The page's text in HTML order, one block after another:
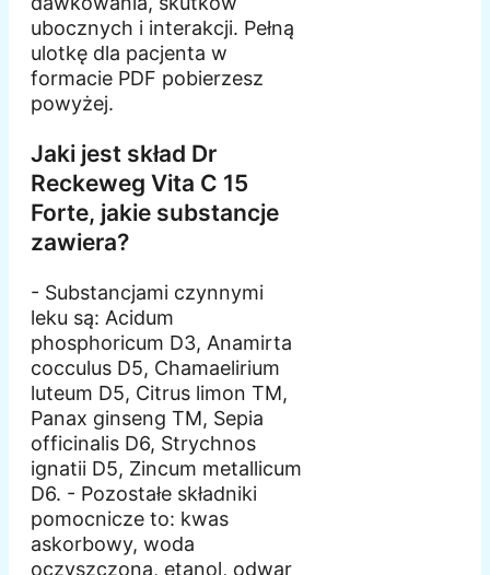
ubocznych i interakcji. Pełną
ulotkę dla pacjenta w
formacie PDF pobierzesz
powyżej.
Jaki jest skład Dr
Reckeweg Vita C 15
Forte, jakie substancje
zawiera?
- Substancjami czynnymi
leku są: Acidum
phosphoricum D3, Anamirta
cocculus D5, Chamaelirium
luteum D5, Citrus limon TM,
Panax ginseng TM, Sepia
officinalis D6, Strychnos
ignatii D5, Zincum metallicum
D6. - Pozostałe składniki
pomocnicze to: kwas
askorbowy, woda
oczyszczona, etanol, odwar